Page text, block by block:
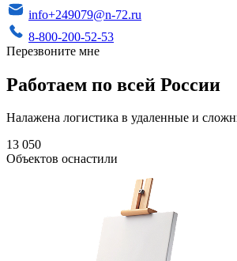
info+249079@n-72.ru
8-800-200-52-53
Перезвоните мне
Работаем по всей России
Налажена логистика в удаленные и
13 050
Объектов оснастили